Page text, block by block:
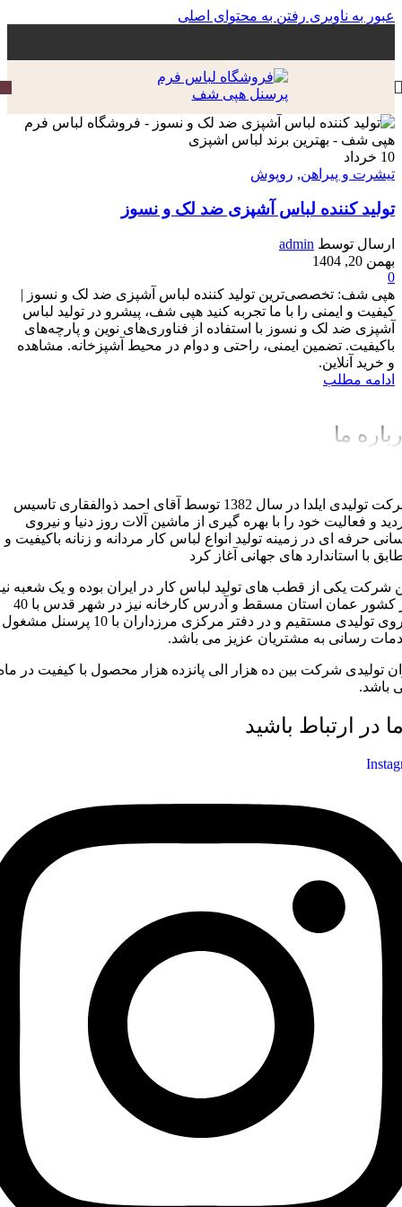
عبور به ناوبری رفتن به محتوای اصلی
10 خرداد
تیشرت و پیراهن, روپوش
تولید کننده لباس آشپزی ضد لک و نسوز
ارسال توسط admin
بهمن 20, 1404
0
هپی شف: تخصصی‌ترین تولید کننده لباس آشپزی ضد لک و نسوز |
کیفیت و ایمنی را با ما تجربه کنید هپی شف، پیشرو در تولید لباس
آشپزی ضد لک و نسوز با استفاده از فناوری‌های نوین و پارچه‌های
باکیفیت. تضمین ایمنی، راحتی و دوام در محیط آشپزخانه. مشاهده
و خرید آنلاین.
ادامه مطلب
ما
شرکت تولیدی ایلدا در سال 1382 توسط آقای احمد ذوالفقاری تاسیس
و فعالیت خود را با بهره گیری از ماشین آلات روز دنیا و نیروی
حرفه ای در زمینه تولید انواع لباس کار مردانه و زنانه باکیفیت و
با استاندارد های جهانی آغاز کرد
شرکت یکی از قطب های تولید لباس کار در ایران بوده و یک شعبه
در کشور عمان استان مسقط و آدرس کارخانه نیز در شهر قدس با 40
نیروی تولیدی مستقیم و در دفتر مرکزی مرزداران با 10 پرسنل مشغول
رسانی به مشتریان عزیز می باشد.
تولیدی شرکت بین ده هزار الی پانزده هزار محصول با کیفیت در
باشد.
در ارتباط باشید